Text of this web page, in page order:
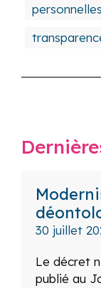
personnelles
30 juillet
Le décret
publié au